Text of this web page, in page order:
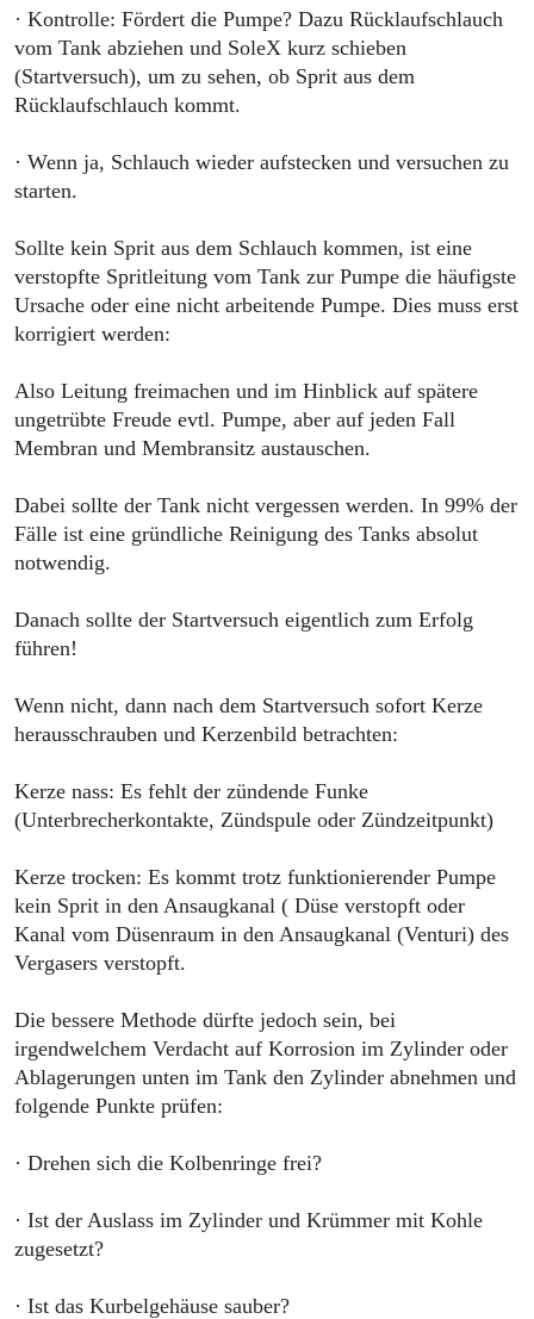
· Kontrolle: Fördert die Pumpe? Dazu Rücklaufschlauch
vom Tank abziehen und SoleX kurz schieben
(Startversuch), um zu sehen, ob Sprit aus dem
Rücklaufschlauch kommt.
· Wenn ja, Schlauch wieder aufstecken und versuchen zu
starten.
Sollte kein Sprit aus dem Schlauch kommen, ist eine
verstopfte Spritleitung vom Tank zur Pumpe die häufigste
Ursache oder eine nicht arbeitende Pumpe. Dies muss erst
korrigiert werden:
Also Leitung freimachen und im Hinblick auf spätere
ungetrübte Freude evtl. Pumpe, aber auf jeden Fall
Membran und Membransitz austauschen.
Dabei sollte der Tank nicht vergessen werden. In 99% der
Fälle ist eine gründliche Reinigung des Tanks absolut
notwendig.
Danach sollte der Startversuch eigentlich zum Erfolg
führen!
Wenn nicht, dann nach dem Startversuch sofort Kerze
herausschrauben und Kerzenbild betrachten:
Kerze nass: Es fehlt der zündende Funke
(Unterbrecherkontakte, Zündspule oder Zündzeitpunkt)
Kerze trocken: Es kommt trotz funktionierender Pumpe
kein Sprit in den Ansaugkanal ( Düse verstopft oder
Kanal vom Düsenraum in den Ansaugkanal (Venturi) des
Vergasers verstopft.
Die bessere Methode dürfte jedoch sein, bei
irgendwelchem Verdacht auf Korrosion im Zylinder oder
Ablagerungen unten im Tank den Zylinder abnehmen und
folgende Punkte prüfen:
· Drehen sich die Kolbenringe frei?
· Ist der Auslass im Zylinder und Krümmer mit Kohle
zugesetzt?
· Ist das Kurbelgehäuse sauber?